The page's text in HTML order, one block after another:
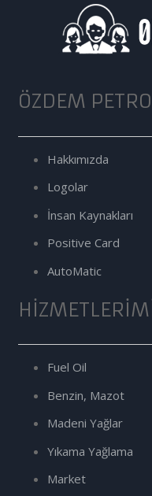
ÖZDEM
Hakkımızda
Logolar
İnsan Kaynakları
Positive Card
AutoMatic
Fuel Oil
Benzin, Mazot
Madeni Yağlar
Yıkama Yağlama
Market